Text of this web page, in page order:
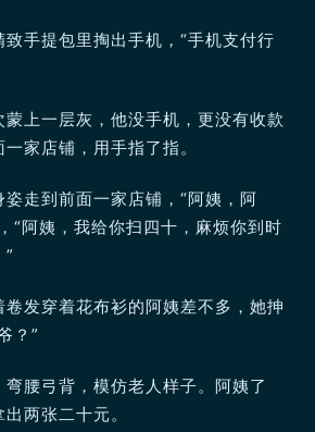
手提包里掏出手机，“手机支付行
上一层灰，他没手机，更没有收款
家店铺，用手指了指。
走到前面一家店铺，“阿姨，阿
“阿姨，我给你扫四十，麻烦你到时
发穿着花布衫的阿姨差不多，她抻
？”
腰弓背，模仿老人样子。阿姨了
两张二十元。